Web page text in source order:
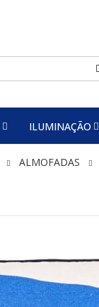
ILUMINAÇÃO
ALMOFADAS